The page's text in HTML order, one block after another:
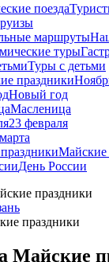
Туры с детьми
Новый год
Масленица
23 февраля
Майские
День России
праздники
Майские